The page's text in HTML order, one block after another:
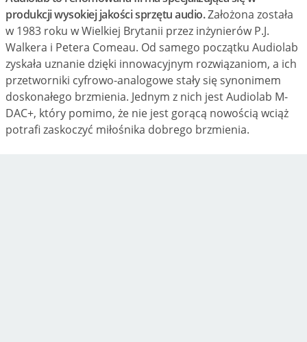
produkcji wysokiej jakości sprzętu audio.Założona została
w 1983 roku w Wielkiej Brytanii przez inżynierów P.J.
Walkera i Petera Comeau. Od samego początku Audiolab
zyskała uznanie dzięki innowacyjnym rozwiązaniom, a ich
przetworniki cyfrowo-analogowe stały się synonimem
doskonałego brzmienia. Jednym z nich jest Audiolab M-
DAC+, który pomimo, że nie jest gorącą nowością wciąż
potrafi zaskoczyć miłośnika dobrego brzmienia.